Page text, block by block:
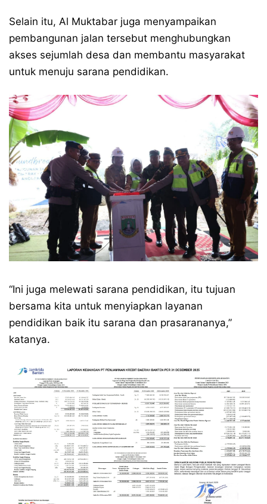
Selain itu, Al Muktabar juga menyampaikan
pembangunan jalan tersebut menghubungkan
akses sejumlah desa dan membantu masyarakat
untuk menuju sarana pendidikan.
“Ini juga melewati sarana pendidikan, itu tujuan
bersama kita untuk menyiapkan layanan
pendidikan baik itu sarana dan prasarananya,”
katanya.